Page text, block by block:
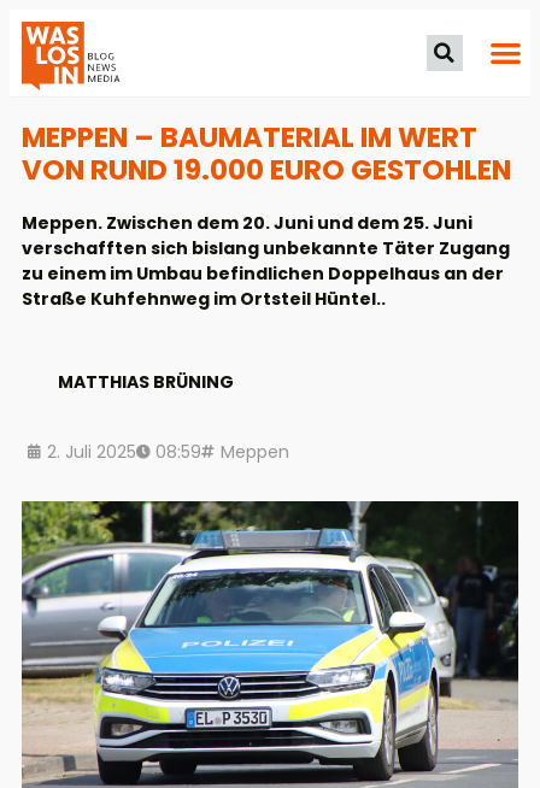
MEPPEN – BAUMATERIAL IM WERT
VON RUND 19.000 EURO GESTOHLEN
Meppen. Zwischen dem 20. Juni und dem 25. Juni
verschafften sich bislang unbekannte Täter Zugang
zu einem im Umbau befindlichen Doppelhaus an der
Straße Kuhfehnweg im Ortsteil Hüntel..
MATTHIAS BRÜNING
2. Juli 2025 08:59 Meppen